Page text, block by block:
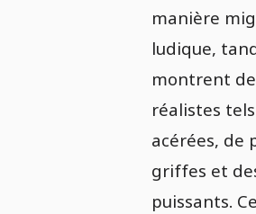
manière
ludique,
montrent
réalistes
acérées, de
griffes et
puissants.